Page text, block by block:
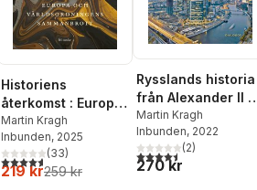
Historiens
återkomst : Europa
och
världsordningens
sammanbrott
Martin Kragh
Inbunden, 2025
4,6utav 5 stjärnor. Totalt antal röster:
(33)
219 kr259 kr
Rysslands historia
från Alexander II
Vladimir Putin
Martin Kragh
Inbunden, 2022
4,5utav 5 stjärnor.
(2)
270 kr